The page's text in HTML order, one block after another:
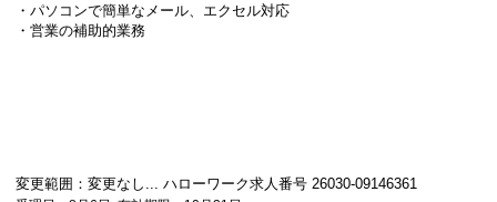
・パソコンで簡単なメール、エクセル対応
・営業の補助的業務
変更範囲：変更なし... ハローワーク求人番号 26030-09146361